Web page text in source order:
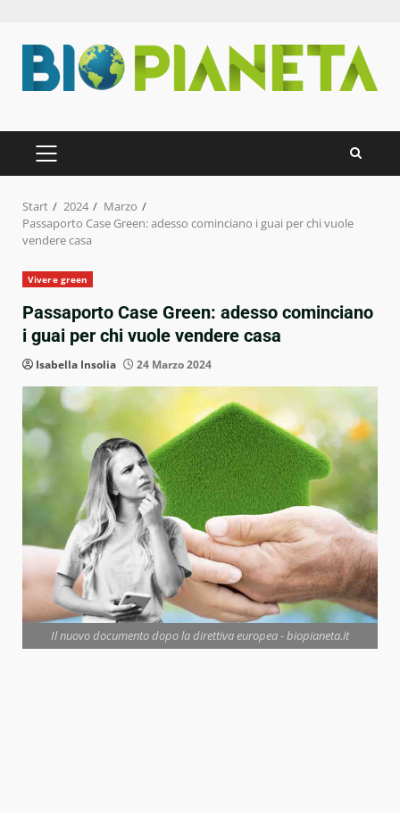
Inhalt
springen
PRIMÄRES
MENÜ
Start 2024
Marzo
Passaporto Case Green: adesso cominciano i guai per chi vuole
vendere casa
Vivere green
Passaporto Case Green: adesso cominciano
i guai per chi vuole vendere casa
Isabella Insolia 24 Marzo 2024
Il nuovo documento dopo la direttiva europea - biopianeta.it